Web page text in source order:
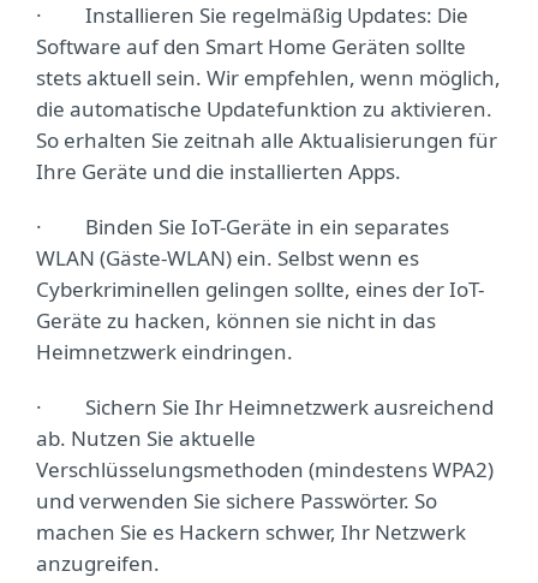
· Installieren Sie regelmäßig Updates: Die
Software auf den Smart Home Geräten sollte
stets aktuell sein. Wir empfehlen, wenn möglich,
die automatische Updatefunktion zu aktivieren.
So erhalten Sie zeitnah alle Aktualisierungen für
Ihre Geräte und die installierten Apps.
· Binden Sie IoT-Geräte in ein separates
WLAN (Gäste-WLAN) ein. Selbst wenn es
Cyberkriminellen gelingen sollte, eines der IoT-
Geräte zu hacken, können sie nicht in das
Heimnetzwerk eindringen.
· Sichern Sie Ihr Heimnetzwerk ausreichend
ab. Nutzen Sie aktuelle
Verschlüsselungsmethoden (mindestens WPA2)
und verwenden Sie sichere Passwörter. So
machen Sie es Hackern schwer, Ihr Netzwerk
anzugreifen.